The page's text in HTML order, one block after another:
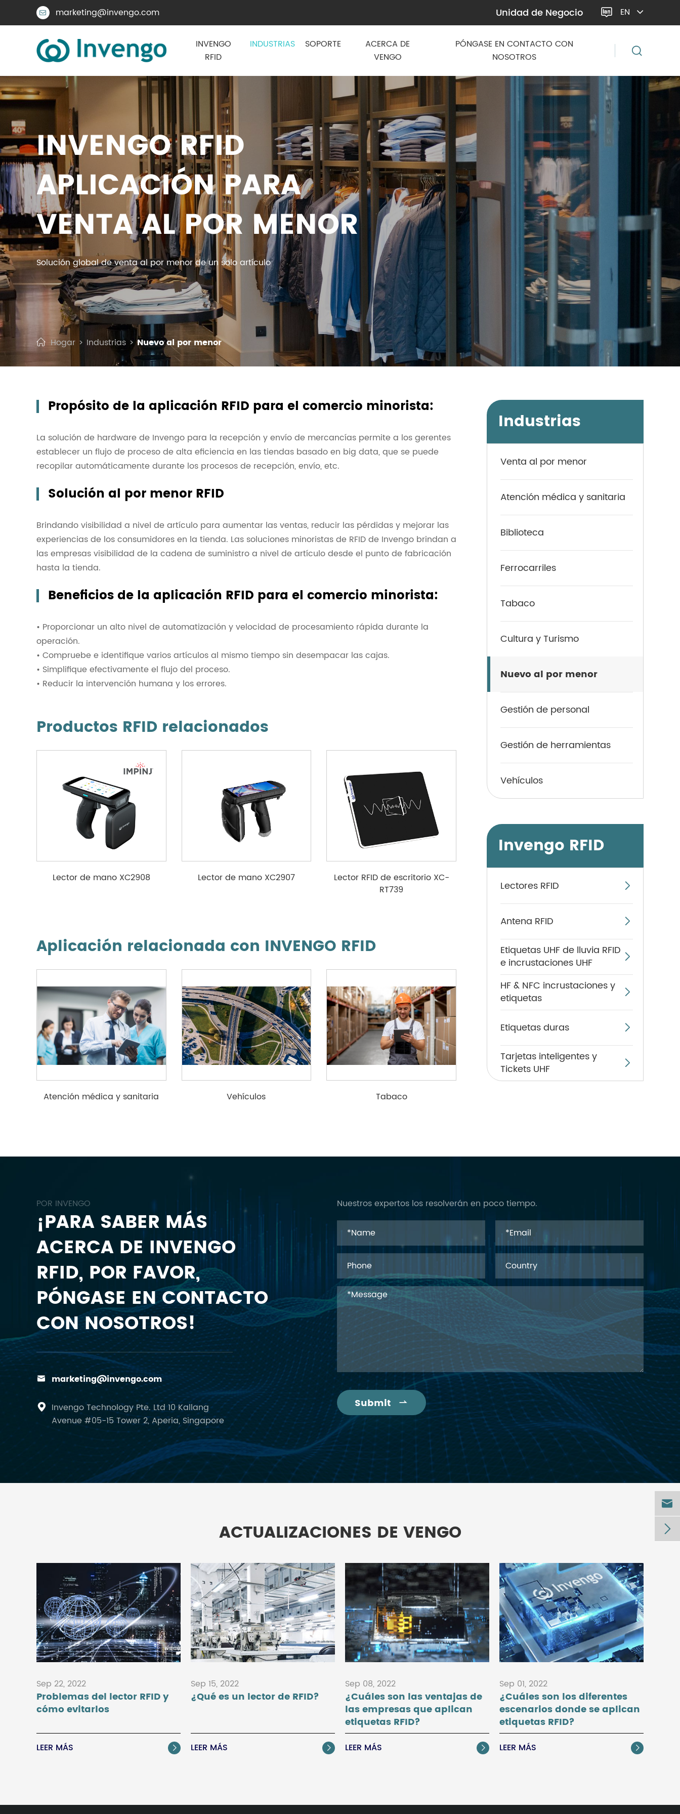
 marketing@invengo.com Unidad de Negocio  EN
INVENGO
RFID
INDUSTRIAS SOPORTE
ACERCA DE
VENGO
PÓNGASE EN CONTACTO CON
NOSOTROS
INVENGO RFID
APLICACIÓN PARA
VENTA AL POR MENOR
Solución global de venta al por menor de un solo artículo
Hogar Industrias Nuevo al por menor
Propósito de la aplicación RFID para el comercio minorista:
La solución de hardware de Invengo para la recepción y envío de mercancías permite a los gerentes
establecer un flujo de proceso de alta eficiencia en las tiendas basado en big data, que se puede
recopilar automáticamente durante los procesos de recepción, envío, etc.
Solución al por menor RFID
Brindando visibilidad a nivel de artículo para aumentar las ventas, reducir las pérdidas y mejorar las
experiencias de los consumidores en la tienda. Las soluciones minoristas de RFID de Invengo brindan a
las empresas visibilidad de la cadena de suministro a nivel de artículo desde el punto de fabricación
hasta la tienda.
Beneficios de la aplicación RFID para el comercio minorista:
• Proporcionar un alto nivel de automatización y velocidad de procesamiento rápida durante la
operación.
• Compruebe e identifique varios artículos al mismo tiempo sin desempacar las cajas.
• Simplifique efectivamente el flujo del proceso.
• Reducir la intervención humana y los errores.
Productos RFID relacionados
Lector de mano XC2908 Lector de mano XC2907
Lector RFID de escritorio XC-
RT739
Aplicación relacionada con INVENGO RFID
Atención médica y sanitaria Vehículos Tabaco
Industrias
Venta al por menor
Atención médica y sanitaria
Biblioteca
Ferrocarriles
Tabaco
Cultura y Turismo
Nuevo al por menor
Gestión de personal
Gestión de herramientas
Vehículos
Invengo RFID
Lectores RFID 
Antena RFID 
Etiquetas UHF de lluvia RFID
e incrustaciones UHF

HF & NFC incrustaciones y
etiquetas

Etiquetas duras 
Tarjetas inteligentes y
Tickets UHF

POR INVENGO
¡PARA SABER MÁS
ACERCA DE INVENGO
RFID, POR FAVOR,
PÓNGASE EN CONTACTO
CON NOSOTROS!
 marketing@invengo.com

Invengo Technology Pte. Ltd 10 Kallang
Avenue #05-15 Tower 2, Aperia, Singapore
Nuestros expertos los resolverán en poco tiempo.
Submit 
ACTUALIZACIONES DE VENGO
Sep 22, 2022
Problemas del lector RFID y
cómo evitarlos
LEER MÁS 
Sep 15, 2022
¿Qué es un lector de RFID?
LEER MÁS 
Sep 08, 2022
¿Cuáles son las ventajas de
las empresas que aplican
etiquetas RFID?
LEER MÁS 
Sep 01, 2022
¿Cuáles son los diferentes
escenarios donde se aplican
etiquetas RFID?
LEER MÁS 

